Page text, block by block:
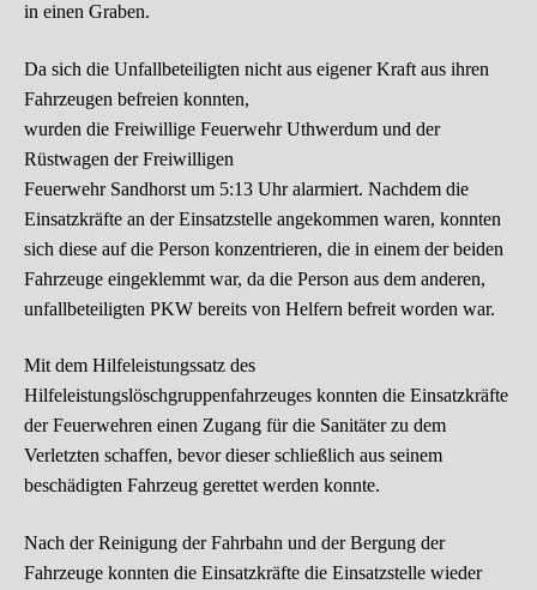
in einen Graben.
Da sich die Unfallbeteiligten nicht aus eigener Kraft aus ihren
Fahrzeugen befreien konnten,
wurden die Freiwillige Feuerwehr Uthwerdum und der
Rüstwagen der Freiwilligen
Feuerwehr Sandhorst um 5:13 Uhr alarmiert. Nachdem die
Einsatzkräfte an der Einsatzstelle angekommen waren, konnten
sich diese auf die Person konzentrieren, die in einem der beiden
Fahrzeuge eingeklemmt war, da die Person aus dem anderen,
unfallbeteiligten PKW bereits von Helfern befreit worden war.
Mit dem Hilfeleistungssatz des
Hilfeleistungslöschgruppenfahrzeuges konnten die Einsatzkräfte
der Feuerwehren einen Zugang für die Sanitäter zu dem
Verletzten schaffen, bevor dieser schließlich aus seinem
beschädigten Fahrzeug gerettet werden konnte.
Nach der Reinigung der Fahrbahn und der Bergung der
Fahrzeuge konnten die Einsatzkräfte die Einsatzstelle wieder